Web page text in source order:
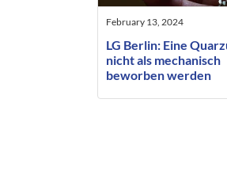
February 13, 2024
LG Berlin: Eine
nicht als mechanisch
beworben werden